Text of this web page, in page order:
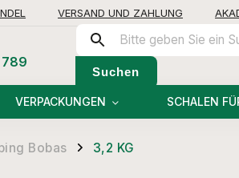
VERSAND UND ZAHLUNG
Suchen
VERPACKUNGEN SCHALEN
Bobas / 3,2 KG